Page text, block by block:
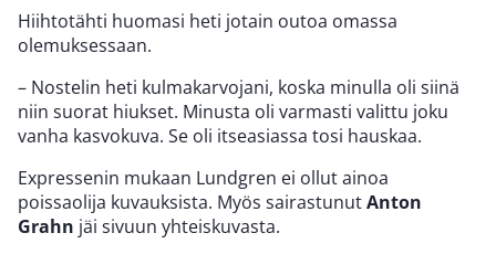
Hiihtotähti huomasi heti jotain outoa omassa
olemuksessaan.
– Nostelin heti kulmakarvojani, koska minulla oli siinä
niin suorat hiukset. Minusta oli varmasti valittu joku
vanha kasvokuva. Se oli itseasiassa tosi hauskaa.
Expressenin mukaan Lundgren ei ollut ainoa
poissaolija kuvauksista. Myös sairastunutAnton
Grahn jäi sivuun yhteiskuvasta.